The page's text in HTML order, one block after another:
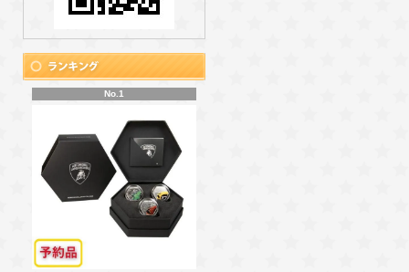
No.1